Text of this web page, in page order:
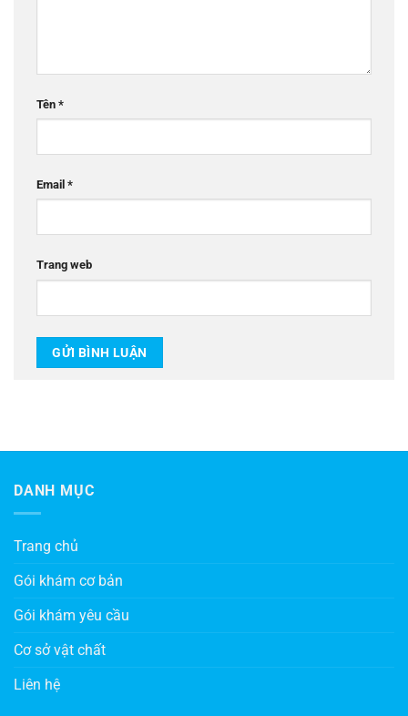
Tên *
Email *
Trang web
DANH MỤC
Trang chủ
Gói khám cơ bản
Gói khám yêu cầu
Cơ sở vật chất
Liên hệ